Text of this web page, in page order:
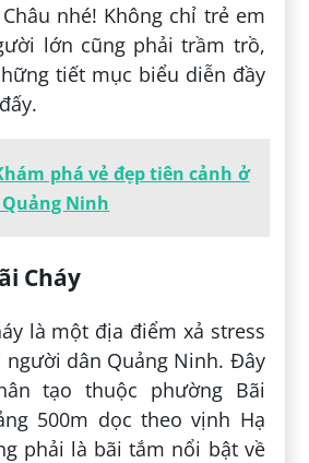
nhé! Không chỉ trẻ em
lớn cũng phải trầm trồ,
tiết mục biểu diễn đầy
phá vẻ đẹp tiên cảnh ở
Ninh
Cháy
là một địa điểm xả stress
người dân Quảng Ninh. Đây
tạo thuộc phường Bãi
500m dọc theo vịnh Hạ
phải là bãi tắm nổi bật về